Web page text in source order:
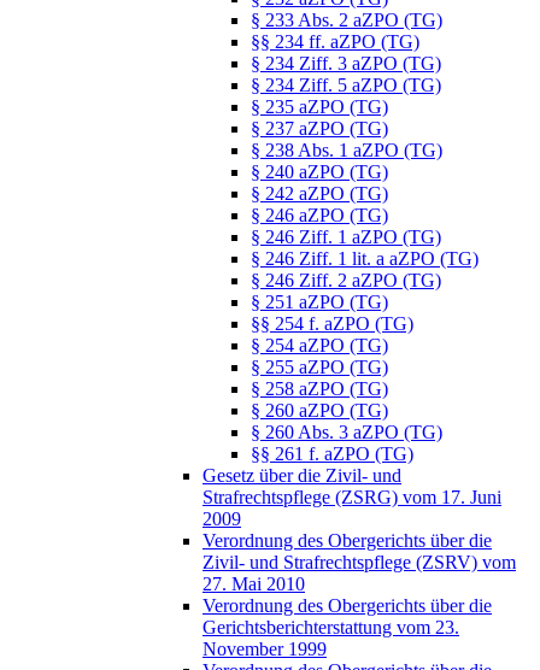
§ 233 Abs. 2 aZPO (TG)
§§ 234 ff. aZPO (TG)
§ 234 Ziff. 3 aZPO (TG)
§ 234 Ziff. 5 aZPO (TG)
§ 235 aZPO (TG)
§ 237 aZPO (TG)
§ 238 Abs. 1 aZPO (TG)
§ 240 aZPO (TG)
§ 242 aZPO (TG)
§ 246 aZPO (TG)
§ 246 Ziff. 1 aZPO (TG)
§ 246 Ziff. 1 lit. a aZPO (TG)
§ 246 Ziff. 2 aZPO (TG)
§ 251 aZPO (TG)
§§ 254 f. aZPO (TG)
§ 254 aZPO (TG)
§ 255 aZPO (TG)
§ 258 aZPO (TG)
§ 260 aZPO (TG)
§ 260 Abs. 3 aZPO (TG)
§§ 261 f. aZPO (TG)
Gesetz über die Zivil- und
Strafrechtspflege (ZSRG) vom 17. Juni
2009
Verordnung des Obergerichts über die
Zivil- und Strafrechtspflege (ZSRV) vom
27. Mai 2010
Verordnung des Obergerichts über die
Gerichtsberichterstattung vom 23.
November 1999